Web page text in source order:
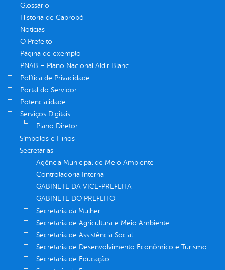
Glossário
História de Cabrobó
Notícias
O Prefeito
Página de exemplo
PNAB – Plano Nacional Aldir Blanc
Política de Privacidade
Portal do Servidor
Potencialidade
Serviços Digitais
Plano Diretor
Símbolos e Hinos
Secretarias
Agência Municipal de Meio Ambiente
Controladoria Interna
GABINETE DA VICE-PREFEITA
GABINETE DO PREFEITO
Secretaria da Mulher
Secretaria de Agricultura e Meio Ambiente
Secretaria de Assistência Social
Secretaria de Desenvolvimento Econômico e Turismo
Secretaria de Educação